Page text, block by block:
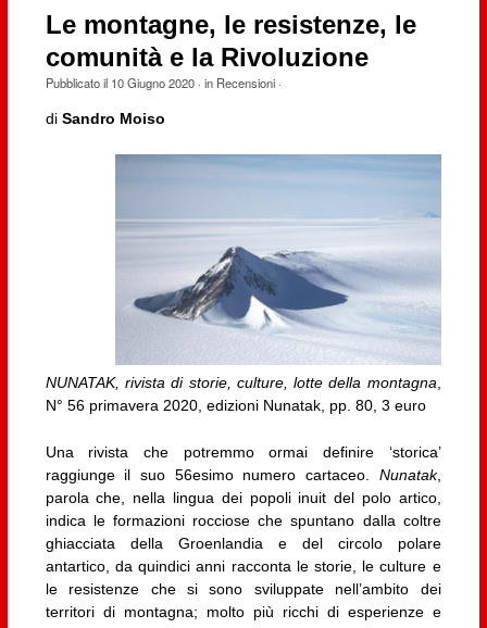
Le montagne, le resistenze, le
comunità e la Rivoluzione
Pubblicato il 10 Giugno 2020· in Recensioni·
di Sandro Moiso
NUNATAK, rivista di storie, culture, lotte della montagna
N° 56 primavera 2020, edizioni Nunatak, pp. 80, 3 euro
Una rivista che potremmo ormai definire ‘storica’
raggiunge il suo 56esimo numero cartaceo. Nunatak,
parola che, nella lingua dei popoli inuit del polo artico,
indica le formazioni rocciose che spuntano dalla coltre
ghiacciata della Groenlandia e del circolo polare
antartico, da quindici anni racconta le storie, le culture e
le resistenze che si sono sviluppate nell’ambito dei
territori di montagna; molto più ricchi di esperienze e